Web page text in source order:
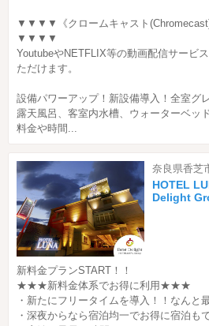
▼▼▼▼《クロームキャスト(Chromecast)
▼▼▼▼
YoutubeやNETFLIX等の動画配信サービ
ただけます。
設備パワーアップ！新設備導入！全室グ
露天風呂、客室内水槽、ウォーターベッ
料金や時間...
奈良県香芝
HOTEL
Delight
新料金プランSTART！！
★★★新料金体系でお得に利用★★★
・新たにフリータイムを導入！！なんと
・深夜からなら宿泊均一でお得に宿泊も